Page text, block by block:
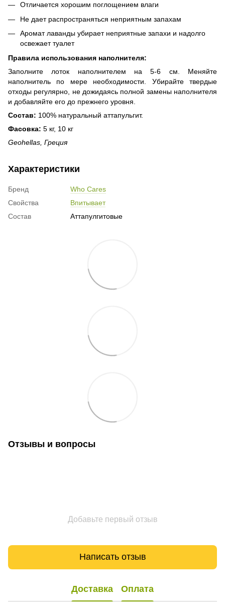
Отличается хорошим поглощением влаги
Не дает распространяться неприятным запахам
Аромат лаванды убирает неприятные запахи и надолго
освежает туалет
Правила использования наполнителя:
Заполните лоток наполнителем на 5-6 см. Меняйте
наполнитель по мере необходимости. Убирайте твердые
отходы регулярно, не дожидаясь полной замены наполнителя
и добавляйте его до прежнего уровня.
Состав: 100% натуральный аттапульгит.
Фасовка: 5 кг, 10 кг
Geohellas, Греция
Характеристики
Бренд
Who Cares
Свойства
Впитывает
Состав
Аттапулгитовые
Отзывы и вопросы
Добавьте первый отзыв
Написать отзыв
Доставка Оплата